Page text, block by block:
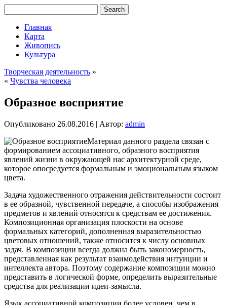
Главная
Карта
Живопись
Культура
Творческая деятельность »
« Чувства человека
Образное восприятие
Опубликовано 26.08.2016 | Автор: admin
Материал данного раздела связан с
формированием ассоциативного, образного восприятия
явлений жизни в окружающей нас архитектурной среде,
которое опосредуется формальным и эмоциональным языком
цвета.
Задача художественного отражения действительности состоит
в ее образной, чувственной передаче, а способы изображения
предметов и явлений относятся к средствам ее достижения.
Композиционная организация плоскости на основе
формальных категорий, дополненная выразительностью
цветовых отношений, также относится к числу основных
задач. В композиции всегда должна быть закономерность,
представленная как результат взаимодействия интуиции и
интеллекта автора. Поэтому содержание композиции можно
представить в логической форме, определить выразительные
средства для реализации идеи-замысла.
Язык ассоциативной композиции более условен, чем в